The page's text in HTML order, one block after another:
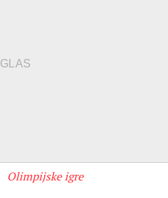
Olimpijske igre